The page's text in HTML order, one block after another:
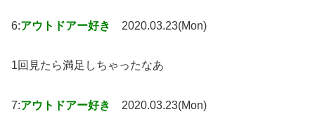
6:アウトドアー好き 2020.03.23(Mon)
1回見たら満足しちゃったなあ
7:アウトドアー好き 2020.03.23(Mon)